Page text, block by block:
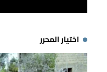
اختيار المحرر